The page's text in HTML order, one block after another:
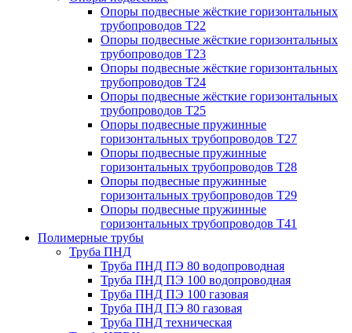
Опоры подвесные жёсткие горизонтальных
трубопроводов Т22
Опоры подвесные жёсткие горизонтальных
трубопроводов Т23
Опоры подвесные жёсткие горизонтальных
трубопроводов Т24
Опоры подвесные жёсткие горизонтальных
трубопроводов Т25
Опоры подвесные пружинные
горизонтальных трубопроводов Т27
Опоры подвесные пружинные
горизонтальных трубопроводов Т28
Опоры подвесные пружинные
горизонтальных трубопроводов Т29
Опоры подвесные пружинные
горизонтальных трубопроводов Т41
Полимерные трубы
Труба ПНД
Труба ПНД ПЭ 80 водопроводная
Труба ПНД ПЭ 100 водопроводная
Труба ПНД ПЭ 100 газовая
Труба ПНД ПЭ 80 газовая
Труба ПНД техническая